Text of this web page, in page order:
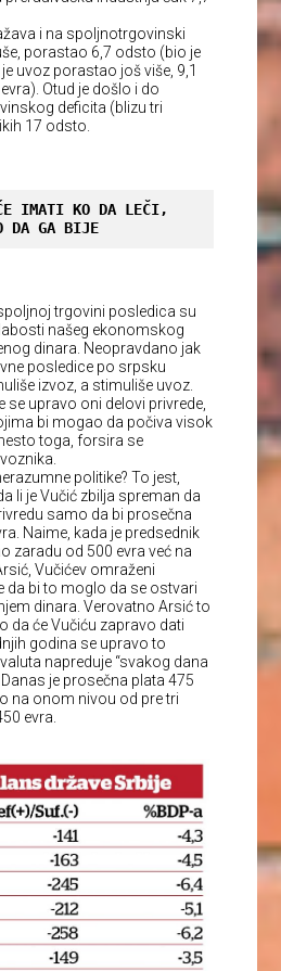
i na spoljnotrgovinski
porastao 6,7 odsto (bio je
uvoz porastao još više, 9,1
Otud je došlo i do
deficita (blizu tri
17 odsto.
IMATI KO DA LEČI,
DA GA BIJE
trgovini posledica su
našeg ekonomskog
dinara. Neopravdano jak
posledice po srpsku
izvoz, a stimuliše uvoz.
se upravo oni delovi privrede,
bi mogao da počiva visok
toga, forsira se
politike? To jest,
li je Vučić zbilja spreman da
samo da bi prosečna
Naime, kada je predsednik
zaradu od 500 evra već na
Vučićev omraženi
da bi to moglo da se ostvari
dinara. Verovatno Arsić to
da će Vučiću zapravo dati
godina se upravo to
napreduje “svakog dana
je prosečna plata 475
na onom nivou od pre tri
evra.